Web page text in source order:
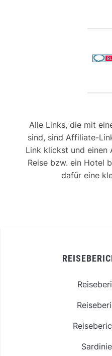
Alle Links, die mit
sind, sind Affiliate-
Link klickst und
Reise bzw. ein Hotel
dafür eine